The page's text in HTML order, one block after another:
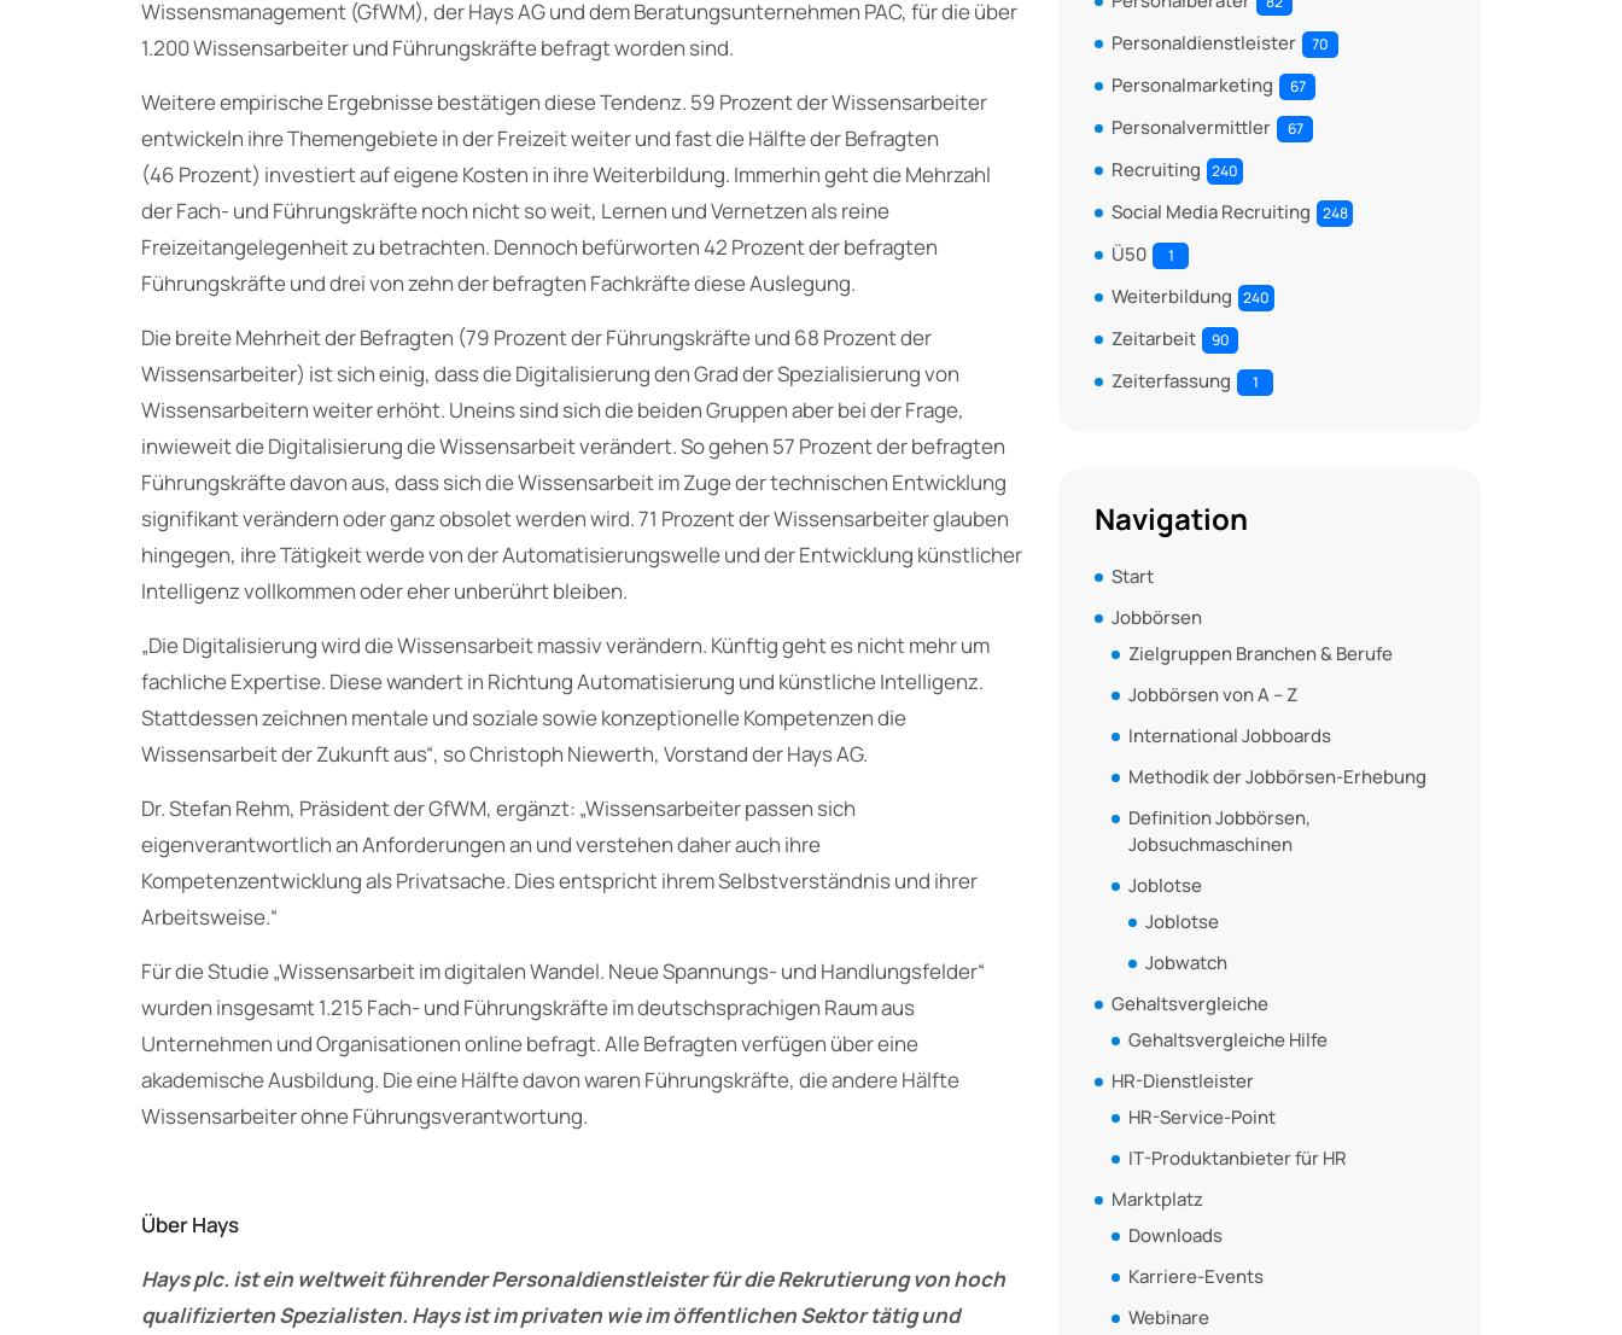
Wissensmanagement (GfWM), der Hays AG und dem Beratungsunternehmen PAC, für die über
1.200 Wissensarbeiter und Führungskräfte befragt worden sind.
Weitere empirische Ergebnisse bestätigen diese Tendenz. 59 Prozent der Wissensarbeiter
entwickeln ihre Themengebiete in der Freizeit weiter und fast die Hälfte der Befragten
(46 Prozent) investiert auf eigene Kosten in ihre Weiterbildung. Immerhin geht die Mehrzahl
der Fach- und Führungskräfte noch nicht so weit, Lernen und Vernetzen als reine
Freizeitangelegenheit zu betrachten. Dennoch befürworten 42 Prozent der befragten
Führungskräfte und drei von zehn der befragten Fachkräfte diese Auslegung.
Die breite Mehrheit der Befragten (79 Prozent der Führungskräfte und 68 Prozent der
Wissensarbeiter) ist sich einig, dass die Digitalisierung den Grad der Spezialisierung von
Wissensarbeitern weiter erhöht. Uneins sind sich die beiden Gruppen aber bei der Frage,
inwieweit die Digitalisierung die Wissensarbeit verändert. So gehen 57 Prozent der befragten
Führungskräfte davon aus, dass sich die Wissensarbeit im Zuge der technischen Entwicklung
signifikant verändern oder ganz obsolet werden wird. 71 Prozent der Wissensarbeiter glauben
hingegen, ihre Tätigkeit werde von der Automatisierungswelle und der Entwicklung künstlicher
Intelligenz vollkommen oder eher unberührt bleiben.
„Die Digitalisierung wird die Wissensarbeit massiv verändern. Künftig geht es nicht mehr um
fachliche Expertise. Diese wandert in Richtung Automatisierung und künstliche Intelligenz.
Stattdessen zeichnen mentale und soziale sowie konzeptionelle Kompetenzen die
Wissensarbeit der Zukunft aus“, so Christoph Niewerth, Vorstand der Hays AG.
Dr. Stefan Rehm, Präsident der GfWM, ergänzt: „Wissensarbeiter passen sich
eigenverantwortlich an Anforderungen an und verstehen daher auch ihre
Kompetenzentwicklung als Privatsache. Dies entspricht ihrem Selbstverständnis und ihrer
Arbeitsweise.“
Für die Studie „Wissensarbeit im digitalen Wandel. Neue Spannungs- und Handlungsfelder“
wurden insgesamt 1.215 Fach- und Führungskräfte im deutschsprachigen Raum aus
Unternehmen und Organisationen online befragt. Alle Befragten verfügen über eine
akademische Ausbildung. Die eine Hälfte davon waren Führungskräfte, die andere Hälfte
Wissensarbeiter ohne Führungsverantwortung.
Über Hays
Hays plc. ist ein weltweit führender Personaldienstleister für die Rekrutierung von hoch
qualifizierten Spezialisten. Hays ist im privaten wie im öffentlichen Sektor tätig und
Personaldienstleister 70
Personalmarketing 67
Personalvermittler 67
Recruiting 240
Social Media Recruiting 248
Ü50 1
Weiterbildung 240
Zeitarbeit 90
Zeiterfassung 1
Navigation
Start
Jobbörsen
Zielgruppen Branchen & Berufe
Jobbörsen von A – Z
International Jobboards
Methodik der Jobbörsen-Erhebung
Definition Jobbörsen,
Jobsuchmaschinen
Joblotse
Joblotse
Jobwatch
Gehaltsvergleiche
Gehaltsvergleiche Hilfe
HR-Dienstleister
HR-Service-Point
IT-Produktanbieter für HR
Marktplatz
Downloads
Karriere-Events
Webinare